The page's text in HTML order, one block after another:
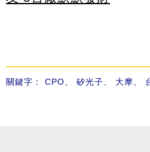
關鍵字： CPO 矽光子 大摩